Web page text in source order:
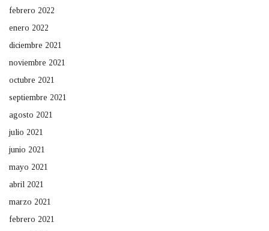
febrero 2022
enero 2022
diciembre 2021
noviembre 2021
octubre 2021
septiembre 2021
agosto 2021
julio 2021
junio 2021
mayo 2021
abril 2021
marzo 2021
febrero 2021